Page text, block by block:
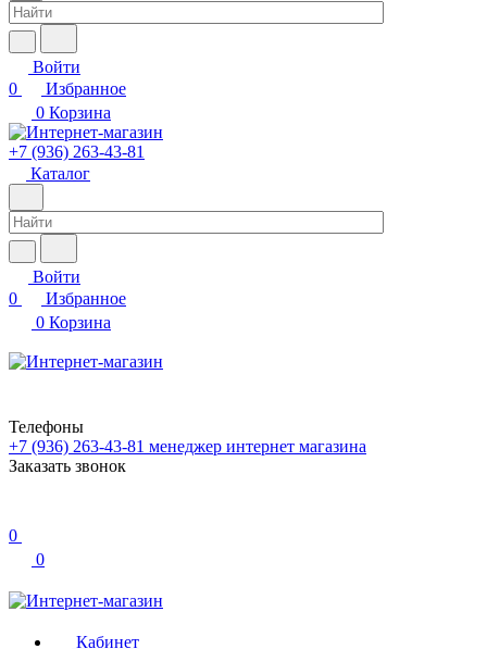
Войти
0
Избранное
0 Корзина
+7 (936) 263-43-81
Каталог
Войти
0
Избранное
0 Корзина
Телефоны
+7 (936) 263-43-81 менеджер интернет магазина
Заказать звонок
0
0
Кабинет